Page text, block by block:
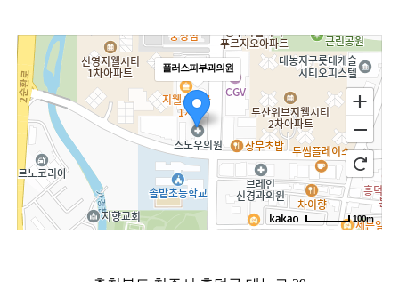
플러스피부과의원
100m